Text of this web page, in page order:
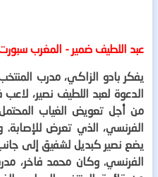
عبد اللطيف ضمير - المغرب
يفكر بادو الزاكي، مدرب
الدعوة لعبد اللطيف نصير،
من أجل تعويض الغياب
الفرنسي، الذي تعرض
يضع نصير كبديل لشفيق إلى
الفرنسي. وكان محمد فاخر،